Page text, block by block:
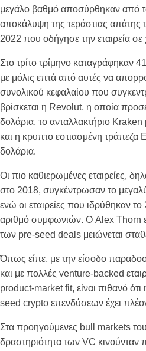
μεγάλο βαθμό αποσύρθηκαν από
αποκάλυψη της τεράστιας απάτης
2022 που οδήγησε την εταιρεία σε
Στο τρίτο τρίμηνο καταγράφηκαν
με μόλις επτά από αυτές να
συνολικού κεφαλαίου που
βρίσκεται η Revolut, η οποία
δολάρια, το ανταλλακτήριο
και η κρυπτο εστιασμένη τράπεζα
δολάρια.
Οι πιο καθιερωμένες εταιρείες,
στο 2018, συγκέντρωσαν το
ενώ οι εταιρείες που ιδρύθηκαν
αριθμό συμφωνιών. Ο Alex Thorn
των pre-seed deals μειώνεται
Όπως είπε, με την είσοδο
και με πολλές venture-backed
product-market fit, είναι πιθανό
seed crypto επενδύσεων έχει
Στα προηγούμενες bull markets
δραστηριότητα των VC κινούνταν